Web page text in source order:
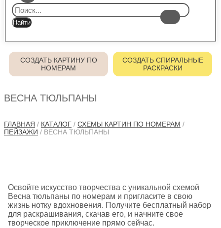
СОЗДАТЬ КАРТИНУ ПО
НОМЕРАМ
СОЗДАТЬ СПИРАЛЬНЫЕ
РАСКРАСКИ
ВЕСНА ТЮЛЬПАНЫ
ГЛАВНАЯ / КАТАЛОГ / СХЕМЫ КАРТИН ПО НОМЕРАМ /
ПЕЙЗАЖИ / ВЕСНА ТЮЛЬПАНЫ
Освойте искусство творчества с уникальной схемой
Весна тюльпаны по номерам и пригласите в свою
жизнь нотку вдохновения. Получите бесплатный набор
для раскрашивания, скачав его, и начните свое
творческое приключение прямо сейчас.